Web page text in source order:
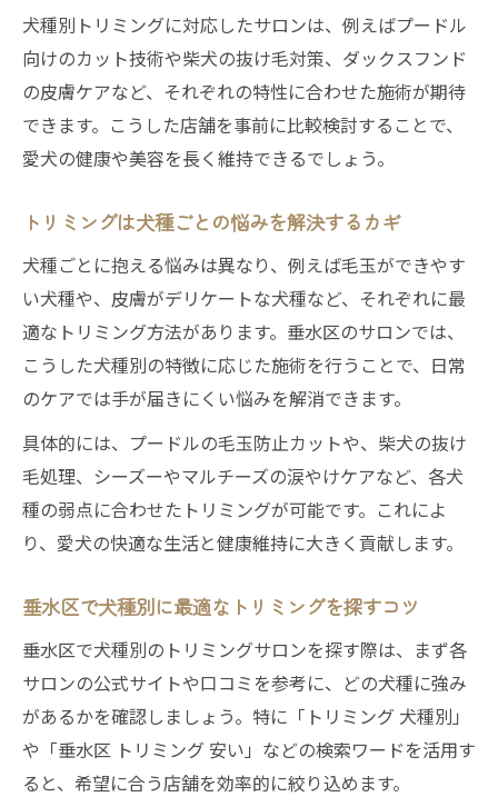
用術
神戸トリミング安いサロン選びの実践テク
ニック
口コミで垂水区のトリミング料金を知る方
法
愛犬に合ったトリミングサロンを見極める
視点
トリミングサロン選びは犬種と性格がカギ
になる
垂水区で安心できるトリミングサロンの探
し方
口コミを活用したトリミングサロンの選定
術
犬種ごとのトリミング対応力で選ぶサロン
垂水区で注目される人気トリミング事情
垂水区の人気トリミングサロンの特徴と選
び方
トリミングサロン神戸人気の理由を徹底分
析
口コミで話題の垂水区トリミング最新事情
ペットサロンミント垂水の注目ポイントと
犬種別トリミングに対応したサロンは、例えばプードル
向けのカット技術や柴犬の抜け毛対策、ダックスフンド
の皮膚ケアなど、それぞれの特性に合わせた施術が期待
できます。こうした店舗を事前に比較検討することで、
愛犬の健康や美容を長く維持できるでしょう。
トリミングは犬種ごとの悩みを解決するカギ
犬種ごとに抱える悩みは異なり、例えば毛玉ができやす
い犬種や、皮膚がデリケートな犬種など、それぞれに最
適なトリミング方法があります。垂水区のサロンでは、
こうした犬種別の特徴に応じた施術を行うことで、日常
のケアでは手が届きにくい悩みを解消できます。
具体的には、プードルの毛玉防止カットや、柴犬の抜け
毛処理、シーズーやマルチーズの涙やけケアなど、各犬
種の弱点に合わせたトリミングが可能です。これによ
り、愛犬の快適な生活と健康維持に大きく貢献します。
垂水区で犬種別に最適なトリミングを探すコツ
垂水区で犬種別のトリミングサロンを探す際は、まず各
サロンの公式サイトや口コミを参考に、どの犬種に強み
があるかを確認しましょう。特に「トリミング 犬種別」
や「垂水区 トリミング 安い」などの検索ワードを活用す
ると、希望に合う店舗を効率的に絞り込めます。